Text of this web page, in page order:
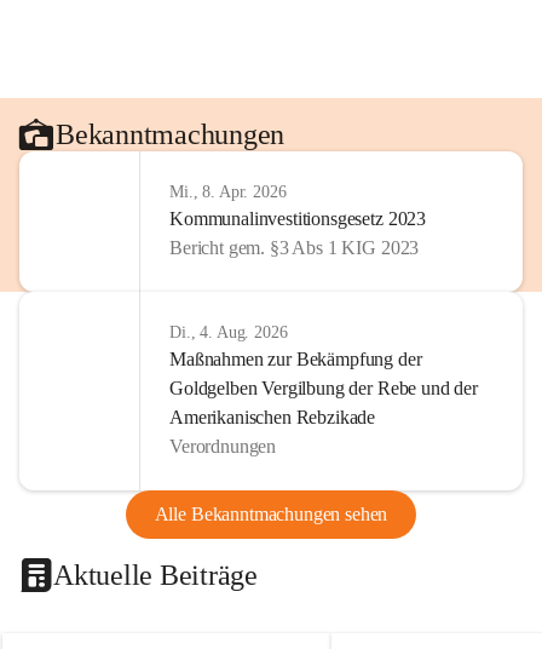
Bekanntmachungen
Mi., 8. Apr. 2026
Kommunalinvestitionsgesetz 2023
Bericht gem. §3 Abs 1 KIG 2023
Di., 4. Aug. 2026
Maßnahmen zur Bekämpfung der
Goldgelben Vergilbung der Rebe und der
Amerikanischen Rebzikade
Verordnungen
Alle Bekanntmachungen sehen
Aktuelle Beiträge